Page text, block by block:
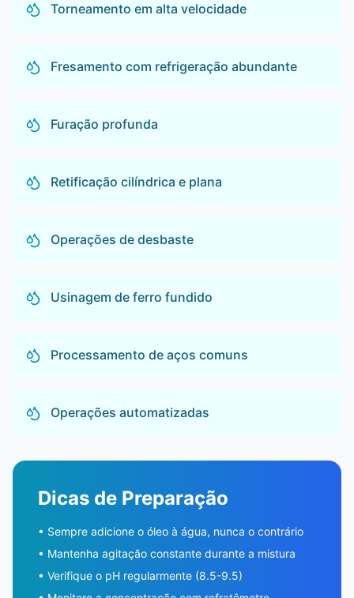
Torneamento em alta velocidade
Fresamento com refrigeração abundante
Furação profunda
Retificação cilíndrica e plana
Operações de desbaste
Usinagem de ferro fundido
Processamento de aços comuns
Operações automatizadas
Dicas de Preparação
• Sempre adicione o óleo à água, nunca o contrário
• Mantenha agitação constante durante a mistura
• Verifique o pH regularmente (8.5-9.5)